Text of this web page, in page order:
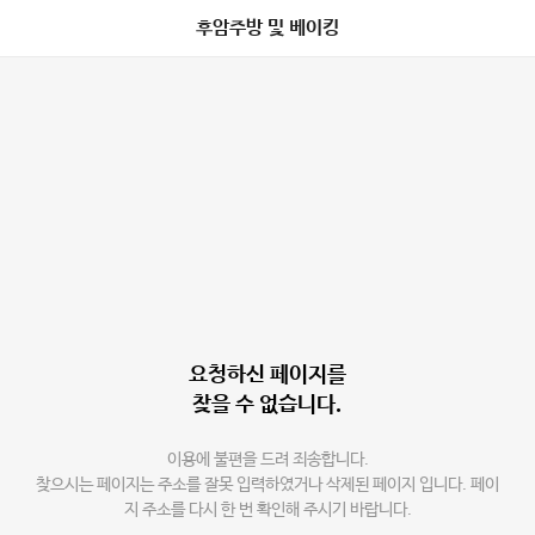
후암주방 및 베이킹
요청하신 페이지를
찾을 수 없습니다.
이용에 불편을 드려 죄송합니다.
찾으시는 페이지는 주소를 잘못 입력하였거나 삭제된 페이지 입니다. 페이
지 주소를 다시 한 번 확인해 주시기 바랍니다.